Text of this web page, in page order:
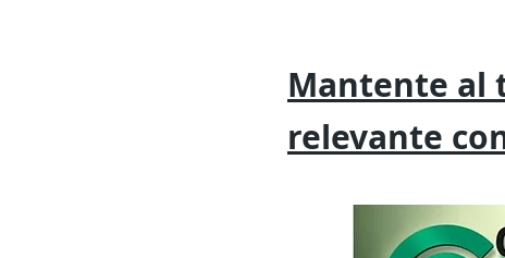
Mantente al
relevante